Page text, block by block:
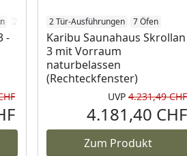
2 Farben 7 Öfen
-
Rabatt in Prozent
Ursprünglicher Preis
Aktueller Preis
2 Tür-Ausführungen 7 Öfen
Karibu Saunahaus Skrollan
3 mit Vorraum
naturbelassen
(Rechteckfenster)
UVP 4.231,49 CHF
4.181,40 CHF
Zum Produkt